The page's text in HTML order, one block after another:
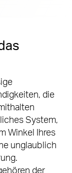
die
System,
Winkel Ihres
unglaublich
der